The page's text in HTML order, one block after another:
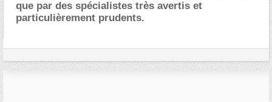
que par des spécialistes très avertis et
particulièrement prudents.